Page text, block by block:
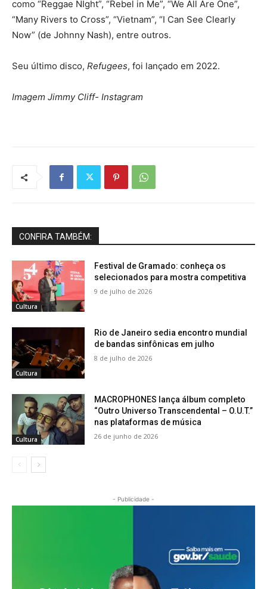
como “Reggae NIght”, “Rebel in Me”, “We All Are One”,
“Many Rivers to Cross”, “Vietnam”, “I Can See Clearly
Now” (de Johnny Nash), entre outros.
Seu último disco, Refugees, foi lançado em 2022.
Imagem Jimmy Cliff- Instagram
CONFIRA TAMBÉM:
Cultura
Festival de Gramado: conheça os
selecionados para mostra competitiva
9 de julho de 2026
Cultura
Rio de Janeiro sedia encontro mundial
de bandas sinfônicas em julho
8 de julho de 2026
Cultura
MACROPHONES lança álbum completo
“Outro Universo Transcendental – O.U.T.”
nas plataformas de música
26 de junho de 2026
- Publicidade -